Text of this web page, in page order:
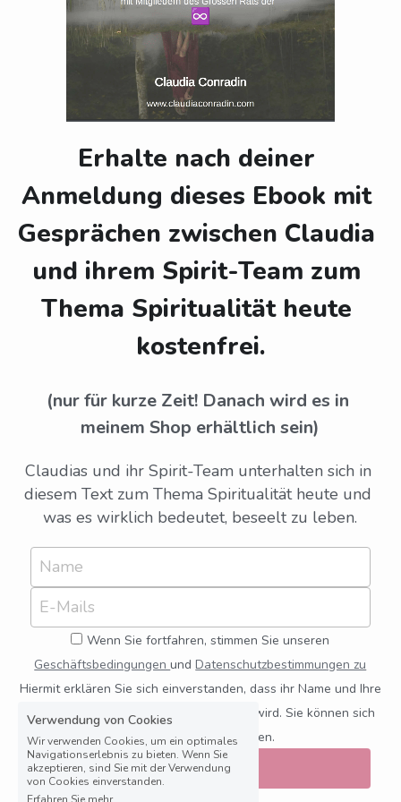
Energieschmuck
Mentorings
Online-Kurse
Bücher
Vorgespräch buchen
Erhalte nach deiner
Anmeldung dieses Ebook mit
Gesprächen zwischen Claudia
und ihrem Spirit-Team zum
Thema Spiritualität heute
kostenfrei.
(nur für kurze Zeit! Danach wird es in
meinem Shop erhältlich sein)
Claudias und ihr Spirit-Team unterhalten sich in
diesem Text zum Thema Spiritualität heute und
was es wirklich bedeutet, beseelt zu leben.
Name
E-Mails
Wenn Sie fortfahren, stimmen Sie unseren
GeschäftsbedingungenundDatenschutzbestimmungen zu
Hiermit erklären Sie sich einverstanden, dass ihr Name und Ihre
Mailadresse für den Newsletter erfasst wird. Sie können sich
jederzeit davon abmelden.
Absenden
Verwendung von Cookies
Wir verwenden Cookies, um ein optimales
Navigationserlebnis zu bieten. Wenn Sie
akzeptieren, sind Sie mit der Verwendung
von Cookies einverstanden.